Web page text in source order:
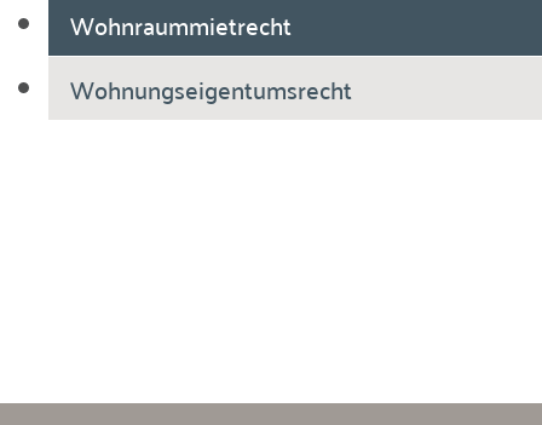
Wohnraummietrecht
Wohnungseigentumsrecht